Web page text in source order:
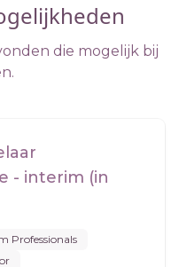
die mogelijk bij
- interim (in
Professionals